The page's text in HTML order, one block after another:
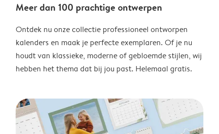
Meer dan 100 prachtige ontwerpen
Ontdek nu onze collectie professioneel ontworpen
kalenders en maak je perfecte exemplaren. Of je nu
houdt van klassieke, moderne of gebloemde stijlen, wij
hebben het thema dat bij jou past. Helemaal gratis.